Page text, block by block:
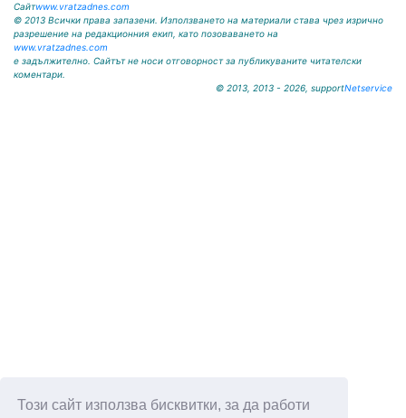
Този сайт използва бисквитки, за да работи
Сайтwww.vratzadnes.com
© 2013 Всички права запазени. Използването на материали става чрез изрично
разрешение на редакционния екип, като позоваването на
www.vratzadnes.com
е задължително. Сайтът не носи отговорност за публикуваните читателски
коментари.
© 2013, 2013 - 2026, supportNetservice